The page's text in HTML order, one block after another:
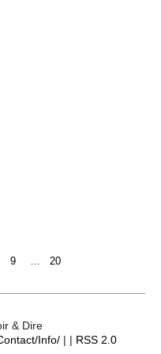
9 … 20
& Dire
Info/| | RSS 2.0